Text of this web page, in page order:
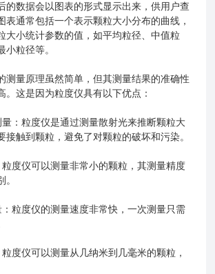
数据会以图表的形式显示出来，供用户查
表通常包括一个表示颗粒大小分布的曲线，
大小统计参数的值，如平均粒径、中值粒
小粒径等。
量原理虽然简单，但其测量结果的准确性
。这是因为粒度仪具有以下优点：
粒度仪是通过测量散射光来推断颗粒大
接触到颗粒，避免了对颗粒的破坏和污染。
仪可以测量非常小的颗粒，其测量精度
度仪的测量速度非常快，一次测量只需
仪可以测量从几纳米到几毫米的颗粒，